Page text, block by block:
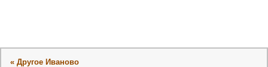
« Другое Иваново